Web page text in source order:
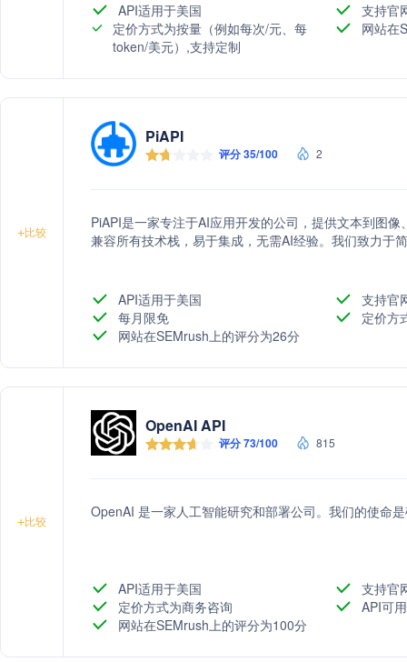
API适用于美国
支持官
定价方式为按量（例如每次/元、每
token/美元）,支持定制
网站在
+比较
PiAPI
评分 35/100 2
PiAPI是一家专注于AI应用开发的公司，提供文本到图
兼容所有技术栈，易于集成，无需AI经验。我们致力于
API适用于美国
支持官
每月限免
定价方
网站在SEMrush上的评分为26分
+比较
OpenAI API
评分 73/100 815
OpenAI 是一家人工智能研究和部署公司。我们的使命
API适用于美国
支持官
定价方式为商务咨询
API可
网站在SEMrush上的评分为100分